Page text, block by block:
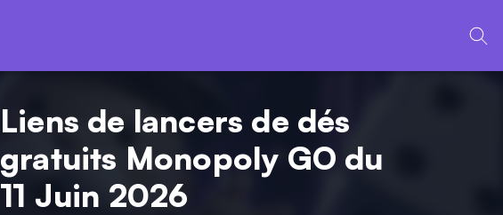
Liens de lancers de dés
gratuits Monopoly GO du
11 Juin 2026